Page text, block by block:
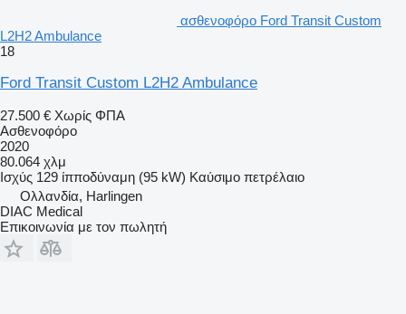
ασθενοφόρο Ford Transit Custom
L2H2 Ambulance
18
Ford Transit Custom L2H2 Ambulance
27.500 € Χωρίς ΦΠΑ
Ασθενοφόρο
2020
80.064 χλμ
Ισχύς 129 ίπποδύναμη (95 kW) Καύσιμο πετρέλαιο
Ολλανδία, Harlingen
DIAC Medical
Επικοινωνία με τον πωλητή